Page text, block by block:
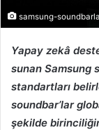
n
e
r
m
e
k
samsung-
Yapay zekâ
sunan Samsung
standartları
soundbar’lar
şekilde